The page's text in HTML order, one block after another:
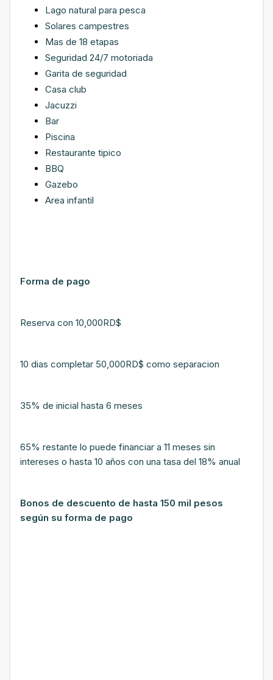
Lago natural para pesca
Solares campestres
Mas de 18 etapas
Seguridad 24/7 motoriada
Garita de seguridad
Casa club
Jacuzzi
Bar
Piscina
Restaurante tipico
BBQ
Gazebo
Area infantil
Forma de pago
Reserva con 10,000RD$
10 dias completar 50,000RD$ como separacion
35% de inicial hasta 6 meses
65% restante lo puede financiar a 11 meses sin
intereses o hasta 10 años con una tasa del 18% anual
Bonos de descuento de hasta 150 mil pesos
según su forma de pago